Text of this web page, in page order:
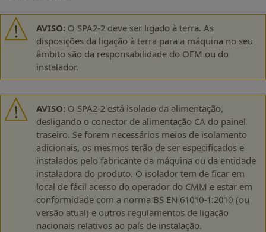
AVISO: O SPA2-2 deve ser ligado à terra. As
disposições da ligação à terra para a máquina no seu
âmbito são da responsabilidade do OEM ou do
instalador.
AVISO: O SPA2-2 está isolado da alimentação,
desligando o conector de alimentação CA do painel
traseiro. Se forem necessários meios de isolamento
adicionais, os mesmos terão de ser especificados e
instalados pelo fabricante da máquina ou da entidade
instaladora do produto. O isolador tem de ficar em
local de fácil acesso do operador do CMM e estar em
conformidade com a norma BS EN 61010-1:2010 (ou
versão atual) e outros regulamentos de ligação
nacionais relativos ao país de instalação.